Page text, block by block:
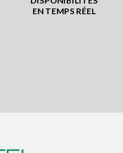
EN TEMPS RÉEL